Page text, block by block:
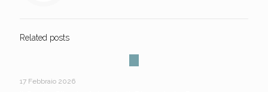
Related posts
17 Febbraio 2026